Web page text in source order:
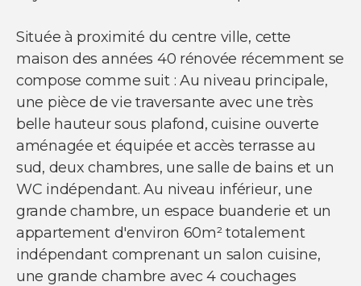
Située à proximité du centre ville, cette
maison des années 40 rénovée récemment se
compose comme suit : Au niveau principale,
une pièce de vie traversante avec une très
belle hauteur sous plafond, cuisine ouverte
aménagée et équipée et accès terrasse au
sud, deux chambres, une salle de bains et un
WC indépendant. Au niveau inférieur, une
grande chambre, un espace buanderie et un
appartement d'environ 60m² totalement
indépendant comprenant un salon cuisine,
une grande chambre avec 4 couchages
NOUS SUIVRE
Nos actualités
Instagram
Linkedin
Youtube